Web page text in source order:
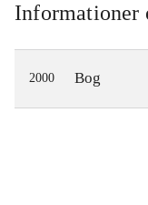
Informationer
2000 Bog